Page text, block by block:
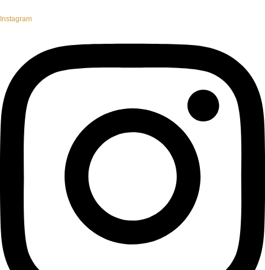
Instagram